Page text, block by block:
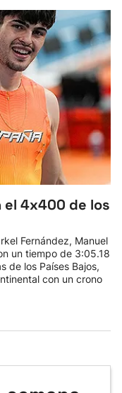
el 4x400 de los
Fernández, Manuel
un tiempo de 3:05.18
de los Países Bajos,
con un crono